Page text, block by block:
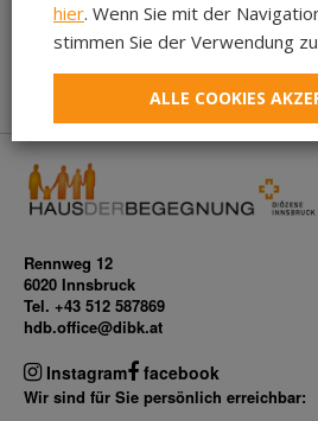
In diesem Zeitraum wurden keine
Rennweg 12
6020 Innsbruck
Tel. +43 512 587869
hdb.office@dibk.at
Instagram facebook
Wir sind für Sie persönlich erreichbar:
hier. Wenn Sie mit der
stimmen Sie der Verwendung
ALLE COOKIES